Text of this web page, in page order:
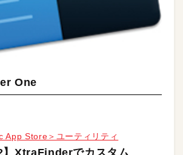
One
App Store＞ユーティリティ
】XtraFinderでカスタム